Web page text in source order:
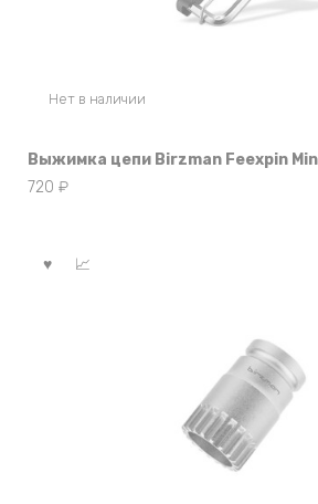
Нет в наличии
Выжимка цепи Birzman Feexpin
720 ₽